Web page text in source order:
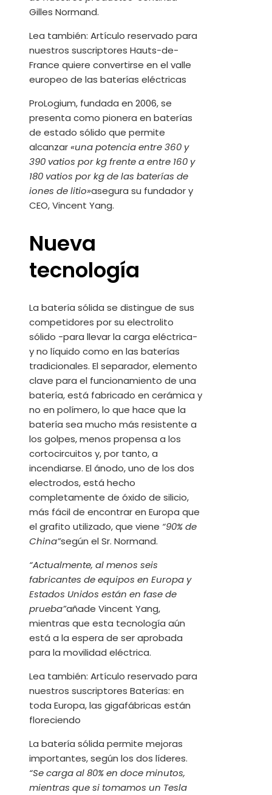
Gilles Normand.
Lea también: Artículo reservado para
nuestros suscriptores Hauts-de-
France quiere convertirse en el valle
europeo de las baterías eléctricas
ProLogium, fundada en 2006, se
presenta como pionera en baterías
de estado sólido que permite
alcanzar«una potencia entre 360 ​​y
390 vatios por kg frente a entre 160 y
180 vatios por kg de las baterías de
iones de litio»asegura su fundador y
CEO, Vincent Yang.
Nueva
tecnología
La batería sólida se distingue de sus
competidores por su electrolito
sólido -para llevar la carga eléctrica-
y no líquido como en las baterías
tradicionales. El separador, elemento
clave para el funcionamiento de una
batería, está fabricado en cerámica y
no en polímero, lo que hace que la
batería sea mucho más resistente a
los golpes, menos propensa a los
cortocircuitos y, por tanto, a
incendiarse. El ánodo, uno de los dos
electrodos, está hecho
completamente de óxido de silicio,
más fácil de encontrar en Europa que
el grafito utilizado, que viene “90% de
China”según el Sr. Normand.
“Actualmente, al menos seis
fabricantes de equipos en Europa y
Estados Unidos están en fase de
prueba”añade Vincent Yang,
mientras que esta tecnología aún
está a la espera de ser aprobada
para la movilidad eléctrica.
Lea también: Artículo reservado para
nuestros suscriptores Baterías: en
toda Europa, las gigafábricas están
floreciendo
La batería sólida permite mejoras
importantes, según los dos líderes.
“Se carga al 80% en doce minutos,
mientras que si tomamos un Tesla